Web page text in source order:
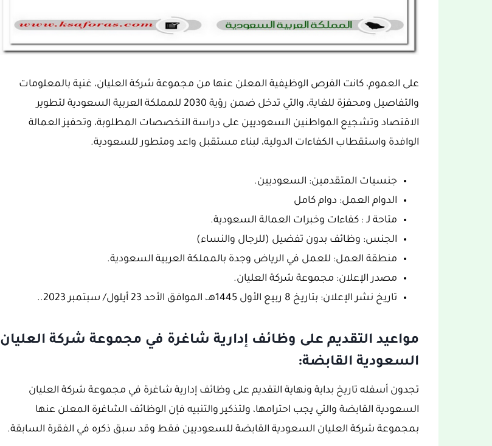
على العموم، كانت الفرص الوظيفية المعلن عنها من مجموعة شركة العليان، غنية بالمعلومات
والتفاصيل ومحفزة للغاية، والتي تدخل ضمن رؤية 2030 للمملكة العربية السعودية لتطوير
الاقتصاد وتشجيع المواطنين السعوديين على دراسة التخصصات المطلوبة، وتحفيز العمالة
الوافدة واستقطاب الكفاءات الدولية، لبناء مستقبل واعد ومتطور للسعودية.
جنسيات المتقدمين: السعوديين.
الدوام العمل: دوام كامل
متاحة لـ : كفاءات وخبرات العمالة السعودية.
الجنس: وظائف بدون تفضيل (للرجال والنساء)
منطقة العمل: للعمل في الرياض وجدة بالمملكة العربية السعودية.
مصدر الإعلان: مجموعة شركة العليان.
تاريخ نشر الإعلان: بتاريخ 8 ربيع الأول 1445هـ، الموافق الأحد 23 أيلول/ سبتمبر 2023..
مواعيد التقديم على وظائف إدارية شاغرة في مجموعة شركة العليان
السعودية القابضة:
تجدون أسفله تاريخ بداية ونهاية التقديم على وظائف إدارية شاغرة في مجموعة شركة العليان
السعودية القابضة والتي يجب احترامها، ولتذكير والتنبيه فإن الوظائف الشاغرة المعلن عنها
بمجموعة شركة العليان السعودية القابضة للسعوديين فقط وقد سبق ذكره في الفقرة السابقة.